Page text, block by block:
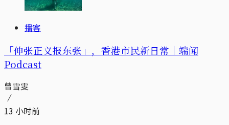
播客
「伸张正义报东张」，香港市民新日常｜端闻
Podcast
曾雪雯
13 小时前